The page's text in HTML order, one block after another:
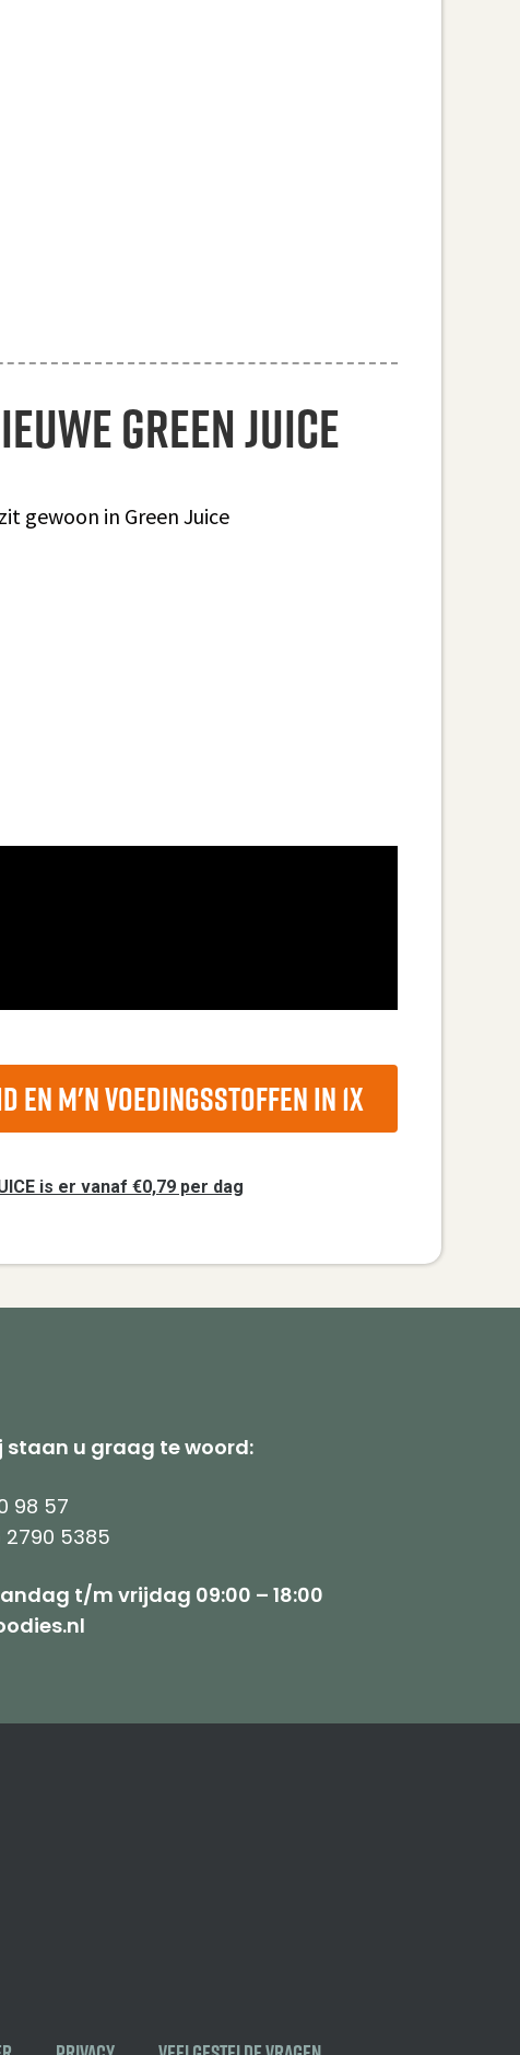
green juice
gewoon in Green Juice
en m'n voedingsstoffen in 1x
is er vanaf €0,79 per dag
staan u graag te woord:
98 57
5385
t/m vrijdag 09:00 – 18:00